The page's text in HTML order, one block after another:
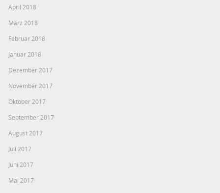
April 2018
März 2018
Februar 2018
Januar 2018
Dezember 2017
November 2017
Oktober 2017
September 2017
August 2017
Juli 2017
Juni 2017
Mai 2017